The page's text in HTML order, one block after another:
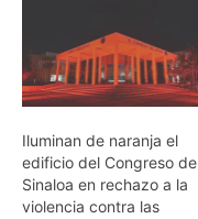
Iluminan de naranja el
edificio del Congreso de
Sinaloa en rechazo a la
violencia contra las